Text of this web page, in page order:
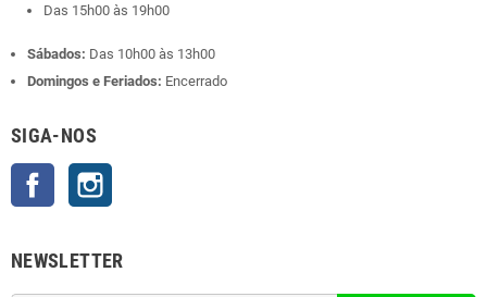
Das 15h00 às 19h00
Sábados: Das 10h00 às 13h00
Domingos e Feriados: Encerrado
SIGA-NOS
Facebook
NEWSLETTER